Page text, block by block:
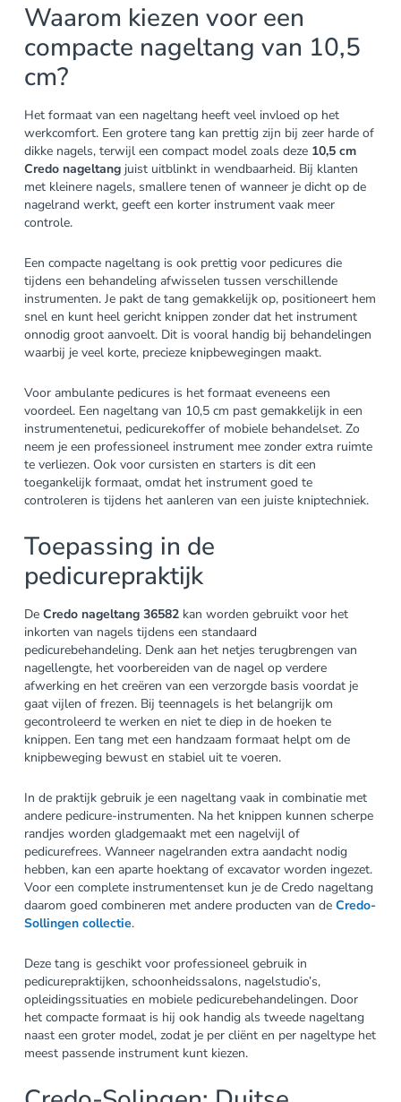
Waarom kiezen voor een
compacte nageltang van 10,5
cm?
Het formaat van een nageltang heeft veel invloed op het
werkcomfort. Een grotere tang kan prettig zijn bij zeer harde of
dikke nagels, terwijl een compact model zoals deze 10,5 cm
Credo nageltangjuist uitblinkt in wendbaarheid. Bij klanten
met kleinere nagels, smallere tenen of wanneer je dicht op de
nagelrand werkt, geeft een korter instrument vaak meer
controle.
Een compacte nageltang is ook prettig voor pedicures die
tijdens een behandeling afwisselen tussen verschillende
instrumenten. Je pakt de tang gemakkelijk op, positioneert hem
snel en kunt heel gericht knippen zonder dat het instrument
onnodig groot aanvoelt. Dit is vooral handig bij behandelingen
waarbij je veel korte, precieze knipbewegingen maakt.
Voor ambulante pedicures is het formaat eveneens een
voordeel. Een nageltang van 10,5 cm past gemakkelijk in een
instrumentenetui, pedicurekoffer of mobiele behandelset. Zo
neem je een professioneel instrument mee zonder extra ruimte
te verliezen. Ook voor cursisten en starters is dit een
toegankelijk formaat, omdat het instrument goed te
controleren is tijdens het aanleren van een juiste kniptechniek.
Toepassing in de
pedicurepraktijk
De Credo nageltang 36582kan worden gebruikt voor het
inkorten van nagels tijdens een standaard
pedicurebehandeling. Denk aan het netjes terugbrengen van
nagellengte, het voorbereiden van de nagel op verdere
afwerking en het creëren van een verzorgde basis voordat je
gaat vijlen of frezen. Bij teennagels is het belangrijk om
gecontroleerd te werken en niet te diep in de hoeken te
knippen. Een tang met een handzaam formaat helpt om de
knipbeweging bewust en stabiel uit te voeren.
In de praktijk gebruik je een nageltang vaak in combinatie met
andere pedicure-instrumenten. Na het knippen kunnen scherpe
randjes worden gladgemaakt met een nagelvijl of
pedicurefrees. Wanneer nagelranden extra aandacht nodig
hebben, kan een aparte hoektang of excavator worden ingezet.
Voor een complete instrumentenset kun je de Credo nageltang
daarom goed combineren met andere producten van de Credo-
Sollingen collectie.
Deze tang is geschikt voor professioneel gebruik in
pedicurepraktijken, schoonheidssalons, nagelstudio’s,
opleidingssituaties en mobiele pedicurebehandelingen. Door
het compacte formaat is hij ook handig als tweede nageltang
naast een groter model, zodat je per cliënt en per nageltype het
meest passende instrument kunt kiezen.